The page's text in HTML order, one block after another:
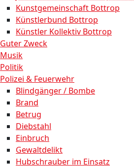
Kunstgemeinschaft Bottrop
Künstlerbund Bottrop
Künstler Kollektiv Bottrop
Guter Zweck
Musik
Politik
Polizei & Feuerwehr
Blindgänger / Bombe
Brand
Betrug
Diebstahl
Einbruch
Gewaltdelikt
Hubschrauber im Einsatz